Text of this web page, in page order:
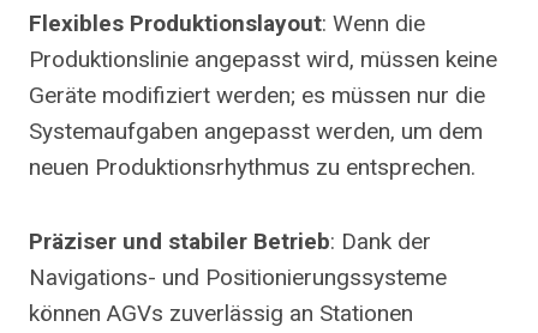
Flexibles Produktionslayout: Wenn die
Produktionslinie angepasst wird, müssen keine
Geräte modifiziert werden; es müssen nur die
Systemaufgaben angepasst werden, um dem
neuen Produktionsrhythmus zu entsprechen.
Präziser und stabiler Betrieb: Dank der
Navigations- und Positionierungssysteme
können AGVs zuverlässig an Stationen